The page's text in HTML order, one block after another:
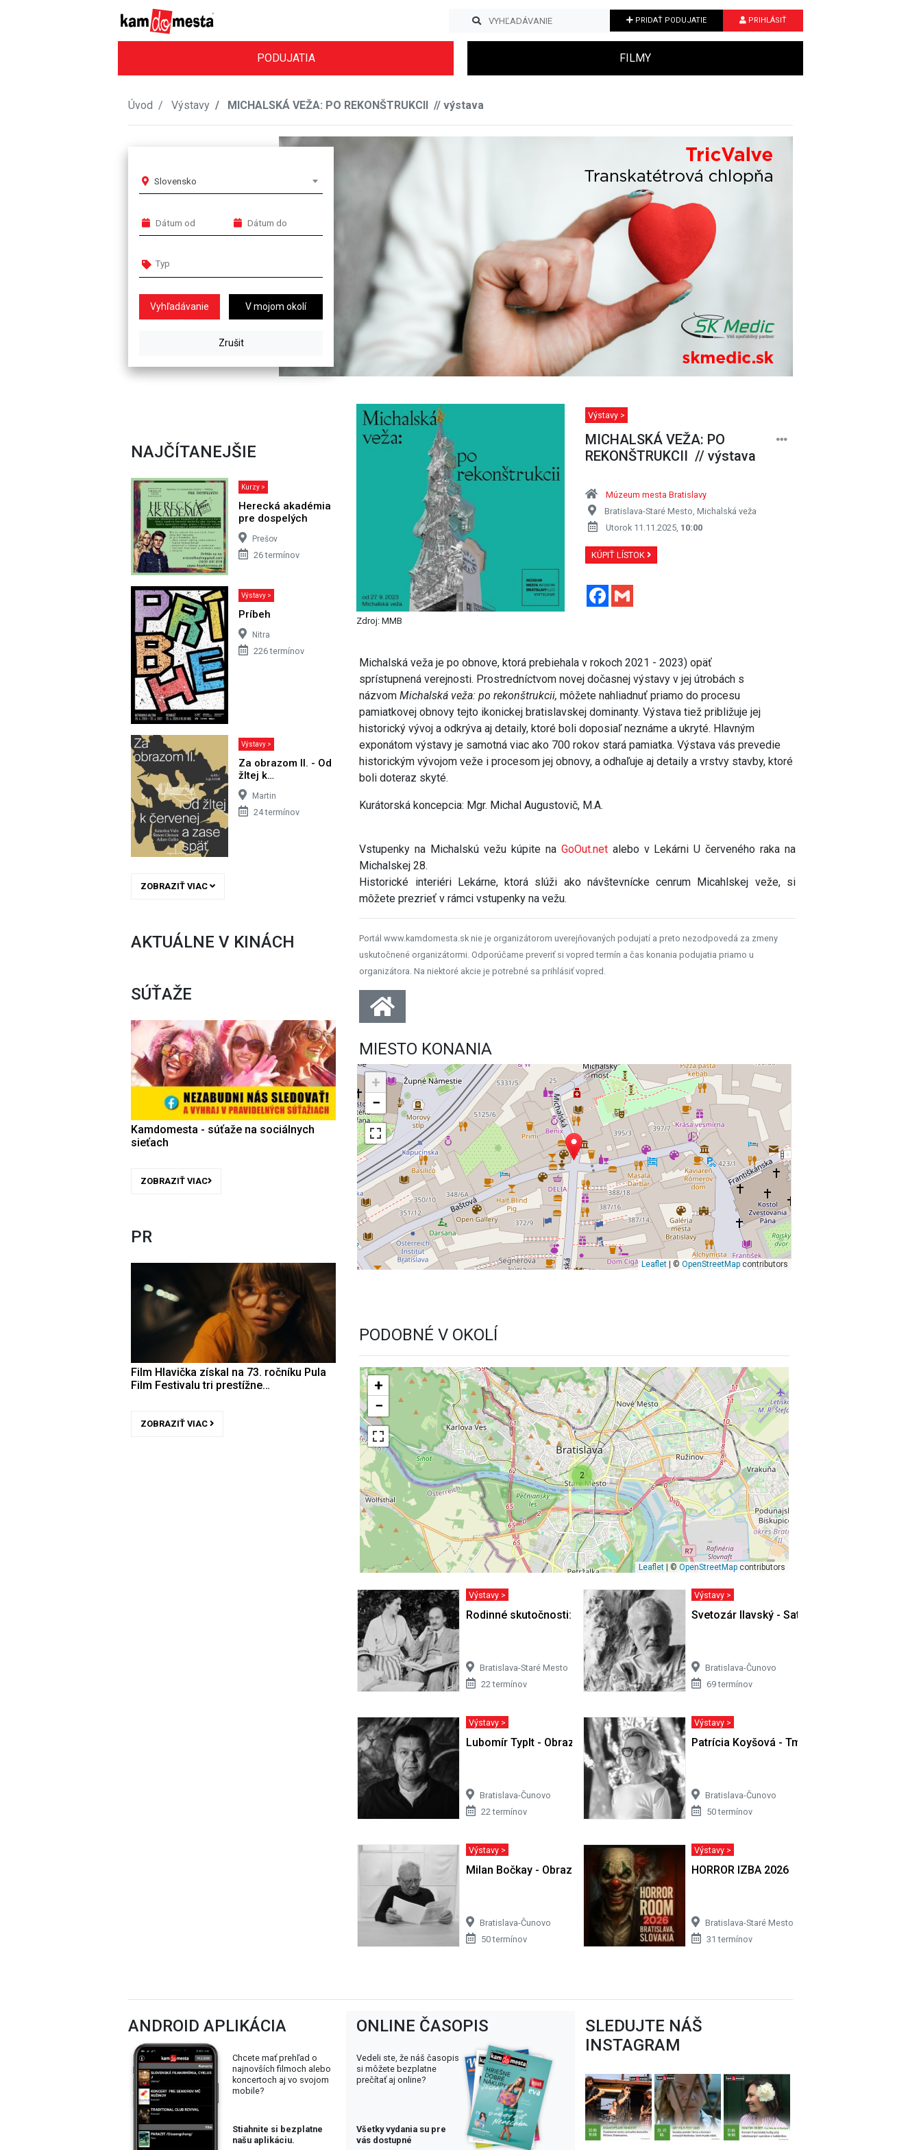
PRIDAŤ PODUJATIE PRIHLÁSIŤ
PODUJATIA FILMY
Úvod Výstavy MICHALSKÁ VEŽA: PO REKONŠTRUKCII // výstava
Slovensko
V mojom okolí
NAJČÍTANEJŠIE
Kurzy >
Herecká akadémia
pre dospelých
Prešov
26 termínov
Výstavy >
Príbeh
Nitra
226 termínov
Výstavy >
Za obrazom II. - Od
žltej k…
Martin
24 termínov
ZOBRAZIŤ VIAC
AKTUÁLNE V KINÁCH
SÚŤAŽE
Kamdomesta - súťaže na sociálnych
sieťach
ZOBRAZIŤ VIAC
PR
Film Hlavička získal na 73. ročníku Pula
Film Festivalu tri prestížne…
ZOBRAZIŤ VIAC
Zdroj: MMB
Výstavy >
MICHALSKÁ VEŽA: PO
REKONŠTRUKCII // výstava
Múzeum mesta Bratislavy
Bratislava-Staré Mesto, Michalská veža
Utorok 11.11.2025, 10:00
KÚPIŤ LÍSTOK
Facebook
Michalská veža je po obnove, ktorá prebiehala v rokoch 2021 - 2023) opäť
sprístupnená verejnosti. Prostredníctvom novej dočasnej výstavy v jej útrobách s
názvomMichalská veža: po rekonštrukcii, môžete nahliadnuť priamo do procesu
pamiatkovej obnovy tejto ikonickej bratislavskej dominanty. Výstava tiež približuje jej
historický vývoj a odkrýva aj detaily, ktoré boli doposiaľ neznáme a ukryté. Hlavným
exponátom výstavy je samotná viac ako 700 rokov stará pamiatka. Výstava vás prevedie
historickým vývojom veže i procesom jej obnovy, a odhaľuje aj detaily a vrstvy stavby, ktoré
boli doteraz skyté.
Kurátorská koncepcia: Mgr. Michal Augustovič, M.A.
Vstupenky na Michalskú vežu kúpite na GoOut.netalebo v Lekárni U červeného raka na
Michalskej 28.
Historické interiéri Lekárne, ktorá slúži ako návštevnícke cenrum Micahlskej veže, si
môžete prezrieť v rámci vstupenky na vežu.
Portál www.kamdomesta.sk nie je organizátorom uverejňovaných podujatí a preto nezodpovedá za zmeny
uskutočnené organizátormi. Odporúčame preveriť si vopred termín a čas konania podujatia priamo u
organizátora. Na niektoré akcie je potrebné sa prihlásiť vopred.
MIESTO KONANIA
+
−
Leaflet| © OpenStreetMapcontributors
PODOBNÉ V OKOLÍ
2
+
−
Leaflet | ©OpenStreetMap contributors
Výstavy >
Rodinné skutočnosti: Obraz života…
Bratislava-Staré Mesto
22 termínov
Výstavy >
Svetozár Ilavský - Satori v Cíferi II
Bratislava-Čunovo
69 termínov
Výstavy >
Lubomír Typlt - Obrazy
Bratislava-Čunovo
22 termínov
Výstavy >
Patrícia Koyšová - Tmy sa nemusíš báť
Bratislava-Čunovo
50 termínov
Výstavy >
Milan Bočkay - Obrazy
Bratislava-Čunovo
50 termínov
Výstavy >
HORROR IZBA 2026
Bratislava-Staré Mesto
31 termínov
ANDROID APLIKÁCIA
Chcete mať prehľad o
najnovších filmoch alebo
koncertoch aj vo svojom
mobile?
Stiahnite si bezplatne
našu aplikáciu.
ONLINE ČASOPIS
Vedeli ste, že náš časopis
si môžete bezplatne
prečítať aj online?
Všetky vydania su pre
vás dostupné
SLEDUJTE NÁŠ
INSTAGRAM